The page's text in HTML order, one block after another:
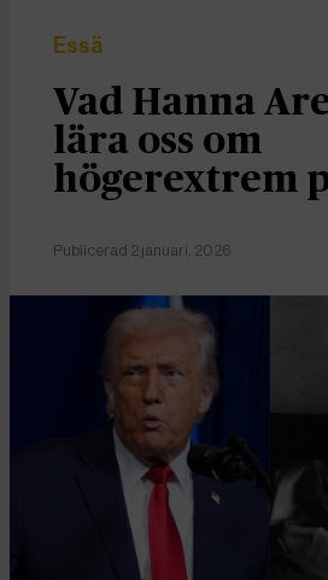
Essä
Vad Hanna
lära oss om
högerextrem
Publicerad 2 januari, 2026